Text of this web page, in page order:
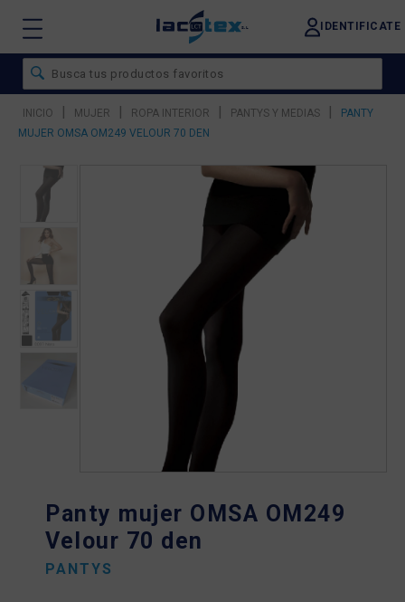
IDENTIFICATE
INICIO | MUJER | ROPA INTERIOR | PANTYS Y MEDIAS |
PANTY
MUJER OMSA OM249 VELOUR 70 DEN
Panty mujer OMSA OM249
Velour 70 den
PANTYS